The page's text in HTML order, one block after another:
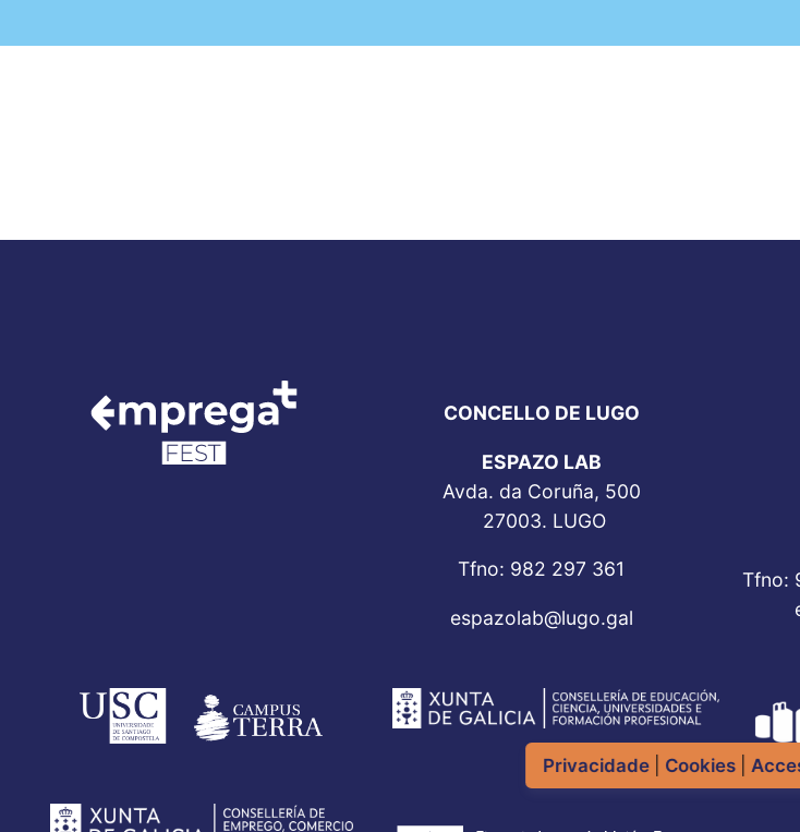
CONCELLO DE LUGO
ESPAZO LAB
Avda. da Coruña, 500
27003. LUGO
Tfno: 982 297 361
espazolab@lugo.gal
Tfno:
Privacidade Cookies